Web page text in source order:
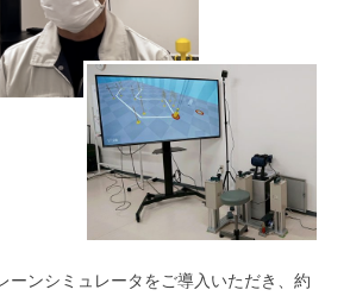
ーンシミュレータをご導入いただき、約